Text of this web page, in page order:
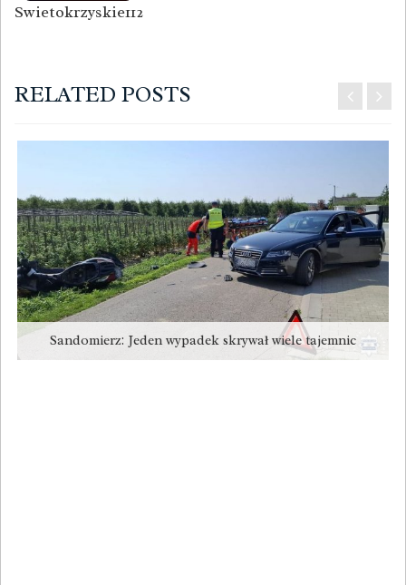
Swietokrzyskie112
RELATED POSTS
Sandomierz: Jeden wypadek skrywał wiele tajemnic